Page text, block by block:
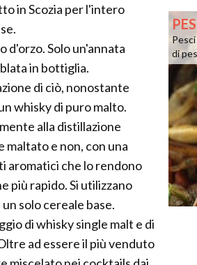
in Scozia per l'intero
d'orzo. Solo un'annata
in bottiglia.
di ciò, nonostante
whisky di puro malto.
alla distillazione
e non, con una
aromatici che lo rendono
più rapido. Si utilizzano
solo cereale base.
di whisky single malt e di
ad essere il più venduto
di